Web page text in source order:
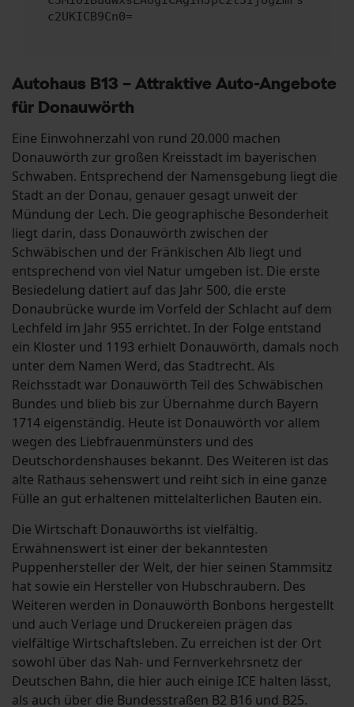
c2UKICB9Cn0=
Autohaus B13 – Attraktive Auto-Angebote
für Donauwörth
Eine Einwohnerzahl von rund 20.000 machen
Donauwörth zur großen Kreisstadt im bayerischen
Schwaben. Entsprechend der Namensgebung liegt die
Stadt an der Donau, genauer gesagt unweit der
Mündung der Lech. Die geographische Besonderheit
liegt darin, dass Donauwörth zwischen der
Schwäbischen und der Fränkischen Alb liegt und
entsprechend von viel Natur umgeben ist. Die erste
Besiedelung datiert auf das Jahr 500, die erste
Donaubrücke wurde im Vorfeld der Schlacht auf dem
Lechfeld im Jahr 955 errichtet. In der Folge entstand
ein Kloster und 1193 erhielt Donauwörth, damals noch
unter dem Namen Werd, das Stadtrecht. Als
Reichsstadt war Donauwörth Teil des Schwäbischen
Bundes und blieb bis zur Übernahme durch Bayern
1714 eigenständig. Heute ist Donauwörth vor allem
wegen des Liebfrauenmünsters und des
Deutschordenshauses bekannt. Des Weiteren ist das
alte Rathaus sehenswert und reiht sich in eine ganze
Fülle an gut erhaltenen mittelalterlichen Bauten ein.
Die Wirtschaft Donauwörths ist vielfältig.
Erwähnenswert ist einer der bekanntesten
Puppenhersteller der Welt, der hier seinen Stammsitz
hat sowie ein Hersteller von Hubschraubern. Des
Weiteren werden in Donauwörth Bonbons hergestellt
und auch Verlage und Druckereien prägen das
vielfältige Wirtschaftsleben. Zu erreichen ist der Ort
sowohl über das Nah- und Fernverkehrsnetz der
Deutschen Bahn, die hier auch einige ICE halten lässt,
als auch über die Bundesstraßen B2 B16 und B25.